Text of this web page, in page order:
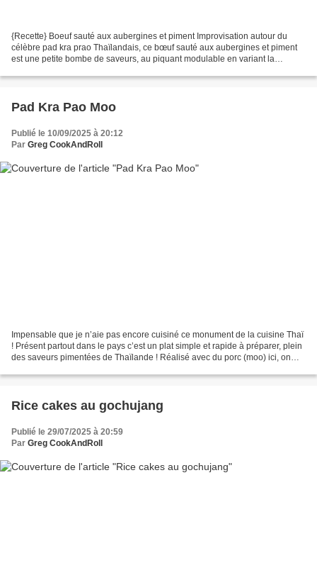
{Recette} Boeuf sauté aux aubergines et piment Improvisation autour du
célèbre pad kra prao Thaïlandais, ce bœuf sauté aux aubergines et piment
est une petite bombe de saveurs, au piquant modulable en variant la
Pad Kra Pao Moo
Publié le 10/09/2025 à 20:12
Par Greg CookAndRoll
Impensable que je n’aie pas encore cuisiné ce monument de la cuisine Thaï
! Présent partout dans le pays c’est un plat simple et rapide à préparer, plein
des saveurs pimentées de Thaïlande ! Réalisé avec du porc (moo) ici, on
Rice cakes au gochujang
Publié le 29/07/2025 à 20:59
Par Greg CookAndRoll